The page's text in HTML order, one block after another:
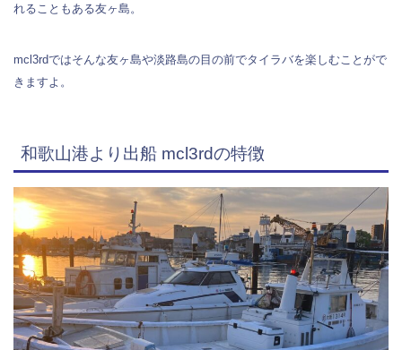
れることもある友ヶ島。
mcl3rdではそんな友ヶ島や淡路島の目の前でタイラバを楽しむことがで
きますよ。
和歌山港より出船 mcl3rdの特徴